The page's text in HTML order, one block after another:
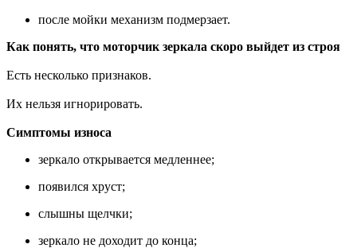
после мойки механизм подмерзает.
Как понять, что моторчик зеркала скоро выйдет из строя
Есть несколько признаков.
Их нельзя игнорировать.
Симптомы износа
зеркало открывается медленнее;
появился хруст;
слышны щелчки;
зеркало не доходит до конца;